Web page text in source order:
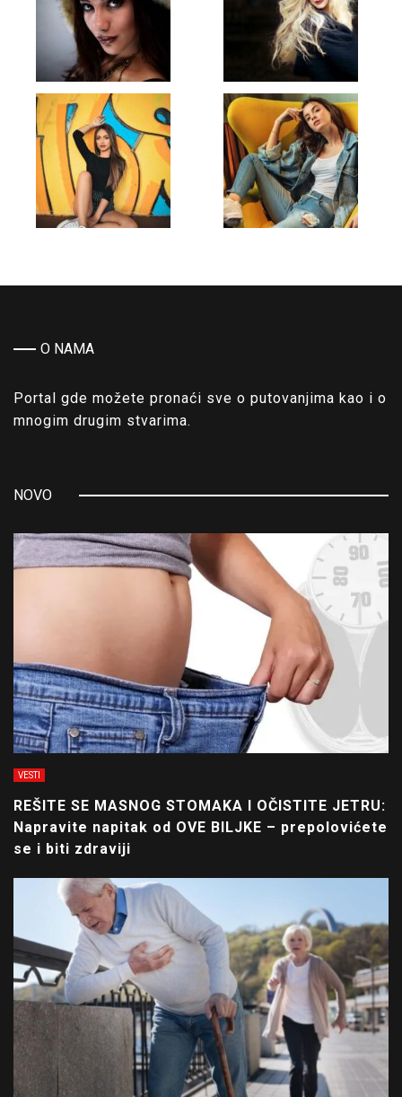
O NAMA
Portal gde možete pronaći sve o putovanjima kao i o
mnogim drugim stvarima.
NOVO
VESTI
REŠITE SE MASNOG STOMAKA I OČISTITE JETRU:
Napravite napitak od OVE BILJKE – prepolovićete
se i biti zdraviji